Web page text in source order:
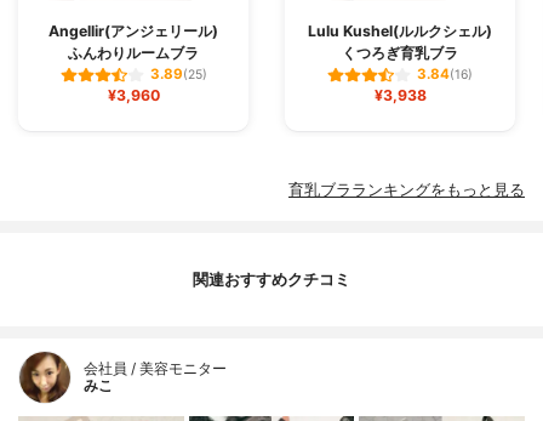
Angellir(アンジェリール)
ふんわりルームブラ
3.89(25)
¥3,960
Lulu Kushel(ルルクシェル)
くつろぎ育乳ブラ
3.84(16)
¥3,938
育乳ブラランキングをもっと見る
関連おすすめクチコミ
会社員 / 美容モニター
みこ